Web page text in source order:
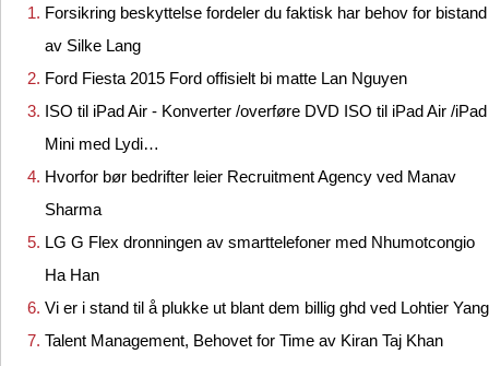
Forsikring beskyttelse fordeler du faktisk har behov for bistand
av Silke Lang
Ford Fiesta 2015 Ford offisielt bi matte Lan Nguyen
ISO til iPad Air - Konverter /overføre DVD ISO til iPad Air /iPad
Mini med Lydi…
Hvorfor bør bedrifter leier Recruitment Agency ved Manav
Sharma
LG G Flex dronningen av smarttelefoner med Nhumotcongio
Ha Han
Vi er i stand til å plukke ut blant dem billig ghd ved Lohtier Yang
Talent Management, Behovet for Time av Kiran Taj Khan